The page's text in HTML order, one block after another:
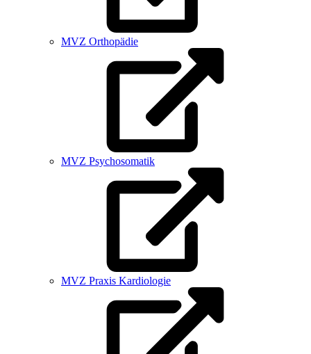
MVZ Orthopädie
MVZ Psychosomatik
MVZ Praxis Kardiologie